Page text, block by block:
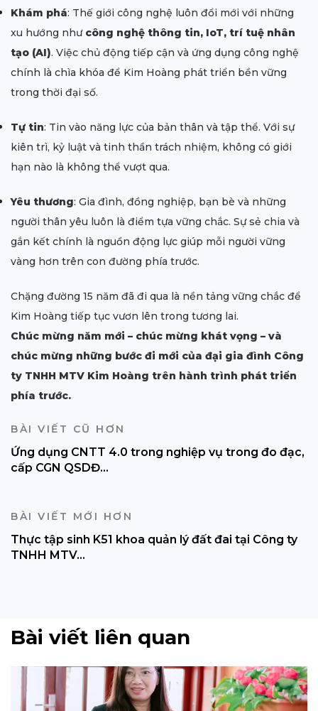
Khám phá: Thế giới công nghệ luôn đổi mới với những
xu hướng như công nghệ thông tin, IoT, trí tuệ nhân
tạo (AI). Việc chủ động tiếp cận và ứng dụng công nghệ
chính là chìa khóa để Kim Hoàng phát triển bền vững
trong thời đại số.
Tự tin: Tin vào năng lực của bản thân và tập thể. Với sự
kiên trì, kỷ luật và tinh thần trách nhiệm, không có giới
hạn nào là không thể vượt qua.
Yêu thương: Gia đình, đồng nghiệp, bạn bè và những
người thân yêu luôn là điểm tựa vững chắc. Sự sẻ chia và
gắn kết chính là nguồn động lực giúp mỗi người vững
vàng hơn trên con đường phía trước.
Chặng đường 15 năm đã đi qua là nền tảng vững chắc để
Kim Hoàng tiếp tục vươn lên trong tương lai.
Chúc mừng năm mới – chúc mừng khát vọng – và
chúc mừng những bước đi mới của đại gia đình Công
ty TNHH MTV Kim Hoàng trên hành trình phát triển
phía trước.
BÀI VIẾT CŨ HƠN
Ứng dụng CNTT 4.0 trong nghiệp vụ trong đo đạc,
cấp CGN QSDĐ...
BÀI VIẾT MỚI HƠN
Thực tập sinh K51 khoa quản lý đất đai tại Công ty
TNHH MTV...
Bài viết liên quan